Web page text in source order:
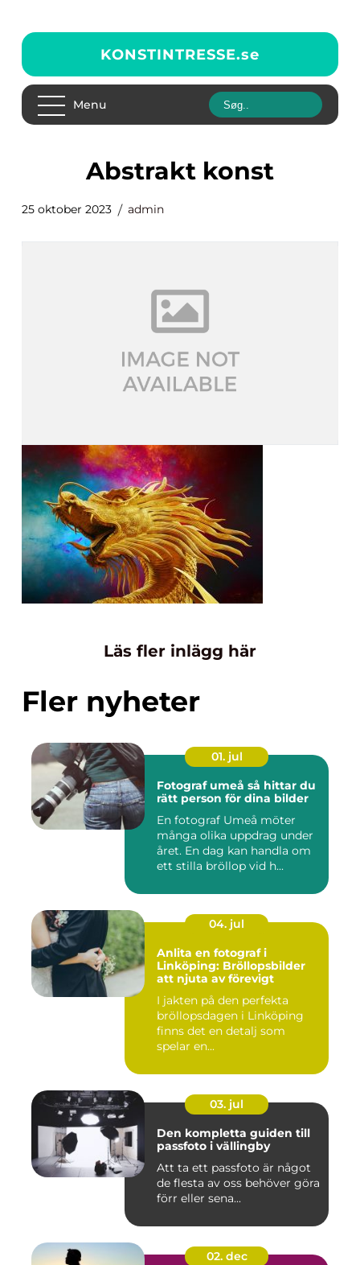
KONSTINTRESSE.se
Menu
abstrakt konst
25 oktober 2023 admin
Läs fler inlägg här
Fler nyheter
01. jul
Fotograf umeå så hittar du
rätt person för dina bilder
En fotograf Umeå möter
många olika uppdrag under
året. En dag kan handla om
ett stilla bröllop vid h...
04. jul
Anlita en fotograf i
Linköping: Bröllopsbilder
att njuta av förevigt
I jakten på den perfekta
bröllopsdagen i Linköping
finns det en detalj som
spelar en...
03. jul
Den kompletta guiden till
passfoto i vällingby
Att ta ett passfoto är något
de flesta av oss behöver göra
förr eller sena...
02. dec